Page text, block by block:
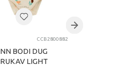
CCB2800882
NN BODI DUG
RUKAV LIGHT